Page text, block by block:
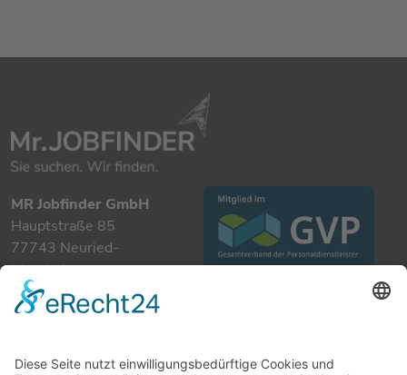
MR Jobfinder GmbH
Hauptstraße 85
77743 Neuried-
Ichenheim
+49 7807 885 901 0
info@mrjobfinder.com